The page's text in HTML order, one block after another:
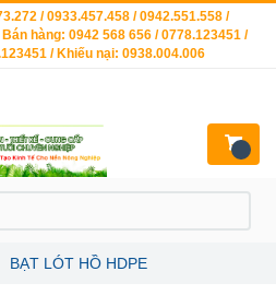
BẠT LÓT HỒ HDPE
/ 0933.457.458 / 0942.551.558 /
hàng: 0942 568 656 / 0778.123451 /
/ Khiếu nại: 0938.004.006